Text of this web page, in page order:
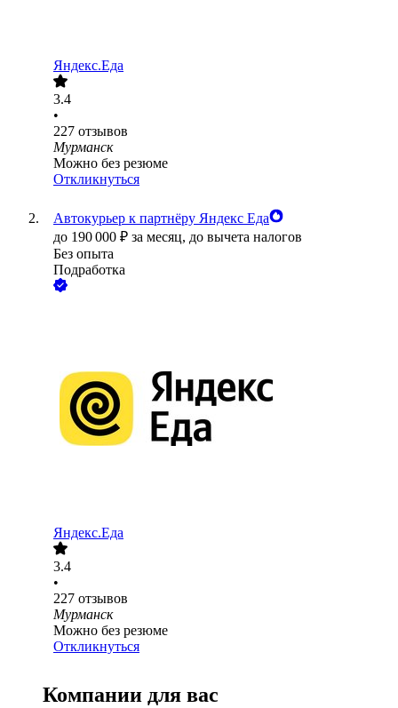
Яндекс.Еда
3.4
•
227 отзывов
Мурманск
Можно без резюме
Откликнуться
Автокурьер к партнёру Яндекс Еда
до 190 000 ₽ за месяц, до вычета налогов
Без опыта
Подработка
Яндекс.Еда
3.4
•
227 отзывов
Мурманск
Можно без резюме
Откликнуться
Компании для вас